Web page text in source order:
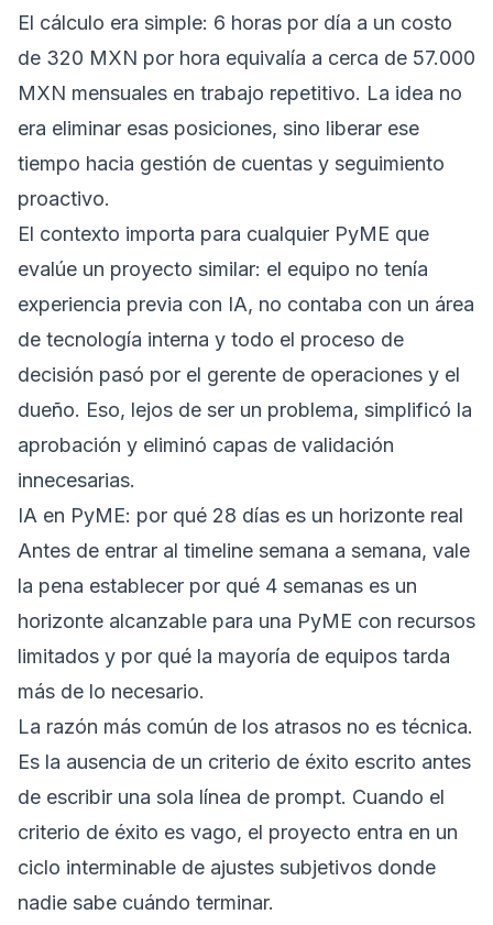
El cálculo era simple: 6 horas por día a un costo
de 320 MXN por hora equivalía a cerca de 57.000
MXN mensuales en trabajo repetitivo. La idea no
era eliminar esas posiciones, sino liberar ese
tiempo hacia gestión de cuentas y seguimiento
proactivo.
El contexto importa para cualquier PyME que
evalúe un proyecto similar: el equipo no tenía
experiencia previa con IA, no contaba con un área
de tecnología interna y todo el proceso de
decisión pasó por el gerente de operaciones y el
dueño. Eso, lejos de ser un problema, simplificó la
aprobación y eliminó capas de validación
innecesarias.
IA en PyME: por qué 28 días es un horizonte real
Antes de entrar al timeline semana a semana, vale
la pena establecer por qué 4 semanas es un
horizonte alcanzable para una PyME con recursos
limitados y por qué la mayoría de equipos tarda
más de lo necesario.
La razón más común de los atrasos no es técnica.
Es la ausencia de un criterio de éxito escrito antes
de escribir una sola línea de prompt. Cuando el
criterio de éxito es vago, el proyecto entra en un
ciclo interminable de ajustes subjetivos donde
nadie sabe cuándo terminar.